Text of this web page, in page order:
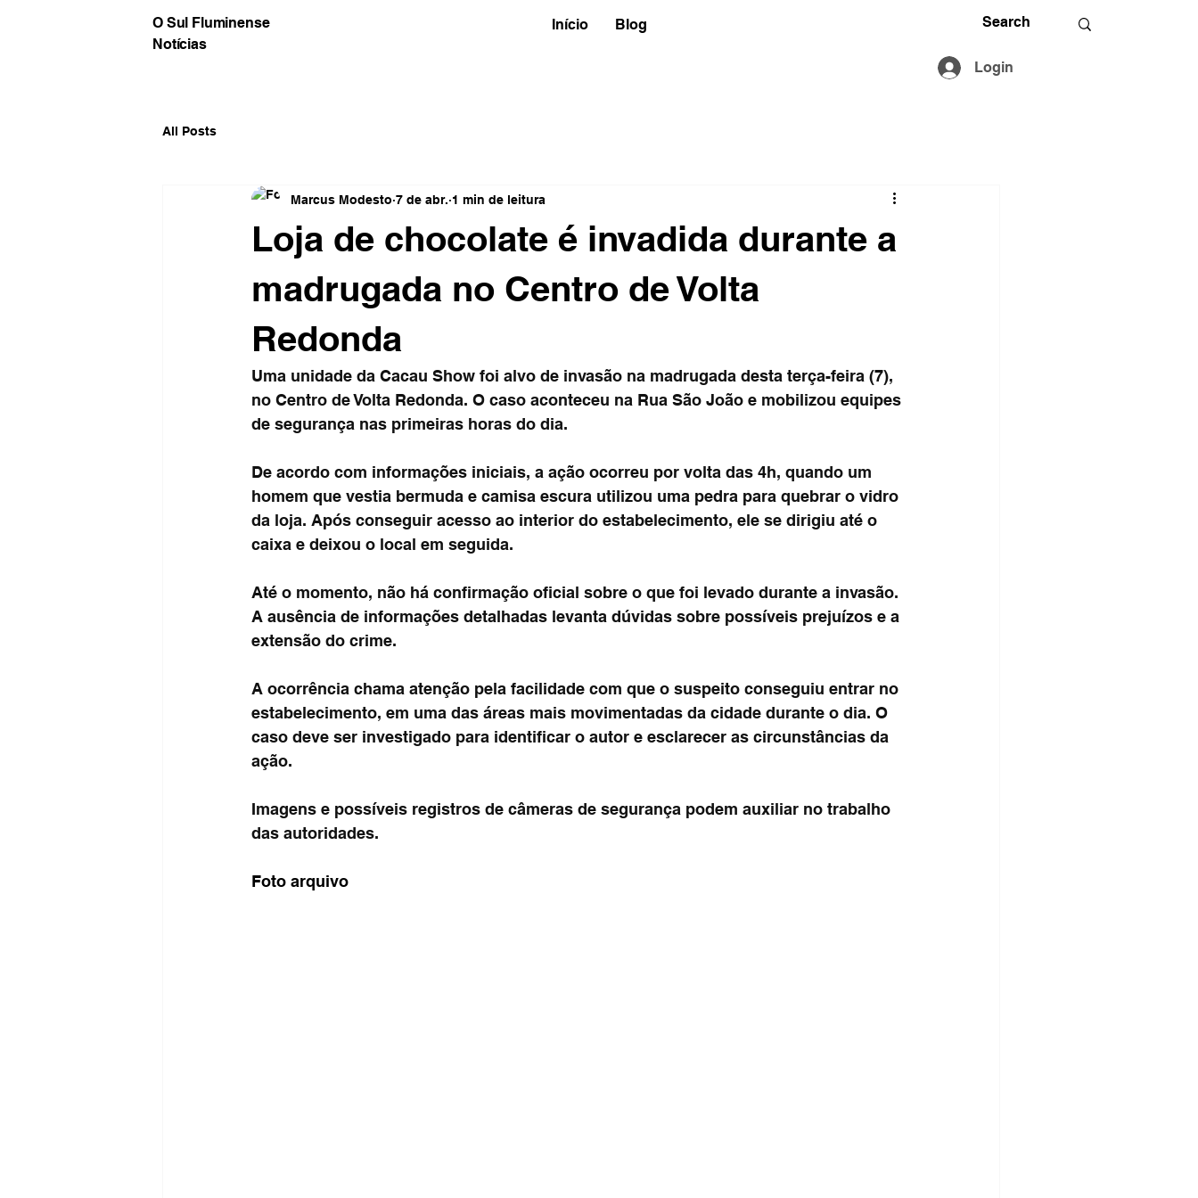
O Sul Fluminense
Notícias
Início Blog
Login
All Posts
Loja de chocolate é invadida durante a
madrugada no Centro de Volta
Redonda
Marcus Modesto 7 de abr. 1 min de leitura
Uma unidade da Cacau Show foi alvo de invasão na madrugada desta terça-feira (7),
no Centro de Volta Redonda. O caso aconteceu na Rua São João e mobilizou equipes
de segurança nas primeiras horas do dia.
De acordo com informações iniciais, a ação ocorreu por volta das 4h, quando um
homem que vestia bermuda e camisa escura utilizou uma pedra para quebrar o vidro
da loja. Após conseguir acesso ao interior do estabelecimento, ele se dirigiu até o
caixa e deixou o local em seguida.
Até o momento, não há confirmação oficial sobre o que foi levado durante a invasão.
A ausência de informações detalhadas levanta dúvidas sobre possíveis prejuízos e a
extensão do crime.
A ocorrência chama atenção pela facilidade com que o suspeito conseguiu entrar no
estabelecimento, em uma das áreas mais movimentadas da cidade durante o dia. O
caso deve ser investigado para identificar o autor e esclarecer as circunstâncias da
ação.
Imagens e possíveis registros de câmeras de segurança podem auxiliar no trabalho
das autoridades.
Foto arquivo